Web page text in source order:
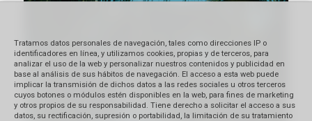
Tratamos datos personales de navegación, tales como direcciones IP o
identificadores en línea, y utilizamos cookies, propias y de terceros, para
analizar el uso de la web y personalizar nuestros contenidos y publicidad en
base al análisis de sus hábitos de navegación. El acceso a esta web puede
implicar la transmisión de dichos datos a las redes sociales u otros terceros
cuyos botones o módulos estén disponibles en la web, para fines de marketing
y otros propios de su responsabilidad. Tiene derecho a solicitar el acceso a sus
datos, su rectificación, supresión o portabilidad, la limitación de su tratamiento